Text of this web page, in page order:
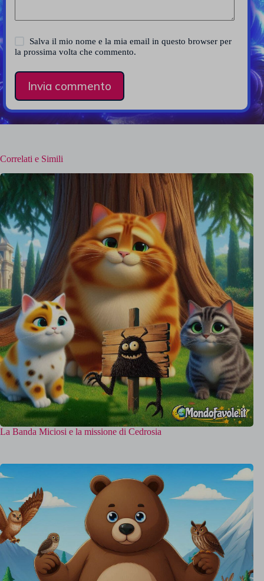
Salva il mio nome e la mia email in questo browser per
la prossima volta che commento.
Invia commento
Correlati e Simili
La Banda Miciosi e la missione di Cedrosia